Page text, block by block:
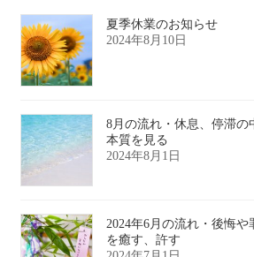
夏季休業のお知らせ
2024年8月10日
8月の流れ・休息、停滞の
本質を見る
2024年8月1日
2024年6月の流れ・後悔や
を癒す、許す